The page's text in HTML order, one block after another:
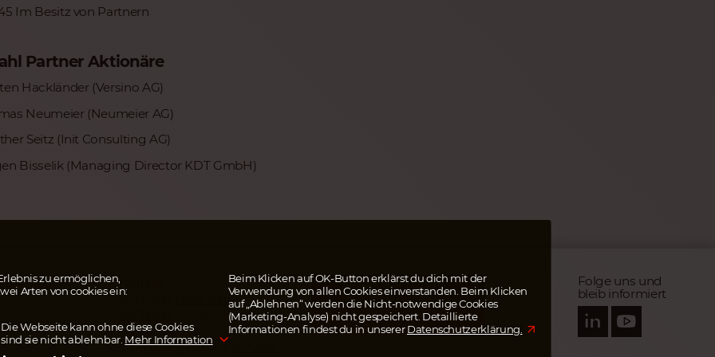
Im Besitz von Partnern
Partner Aktionäre
Hackländer (Versino AG)
Neumeier (Neumeier AG)
Seitz (Init Consulting AG)
Bisselik (Managing Director KDT GmbH)
Notfälle
Im Notfall
öffne bitte
im Serviceportal.
Du kannst auch unsere
Emergency-Hotline
SPARE BIS ZU 95%
DER ÜBERWEISUNGSKOSTEN
Zahle deine Rechnungen
mit wise.com
Folge uns und
bleib informiert
zu ermöglichen,
Arten von cookies ein:
Webseite kann ohne diese Cookies
sie nicht ablehnbar. Mehr Information
Beim Klicken auf OK-Button erklärst du dich mit der
Verwendung von allen Cookies einverstanden. Beim Klicken
auf „Ablehnen“ werden die Nicht-notwendige Cookies
(Marketing-Analyse) nicht gespeichert. Detaillierte
Informationen findest du in unsererDatenschutzerklärung.